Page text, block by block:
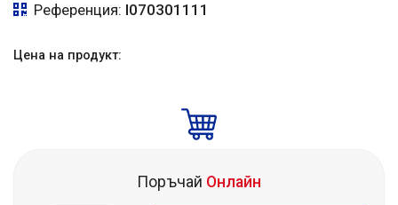
Референция: I070301111
Цена на продукт:
Поръчай Онлайн